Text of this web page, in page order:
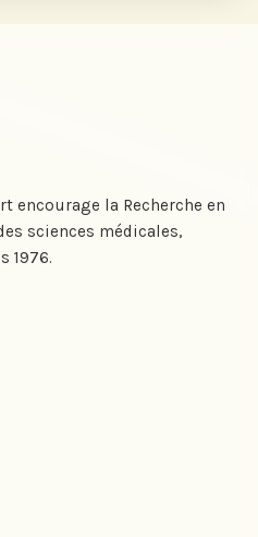
encourage la Recherche en
sciences médicales,
1976.